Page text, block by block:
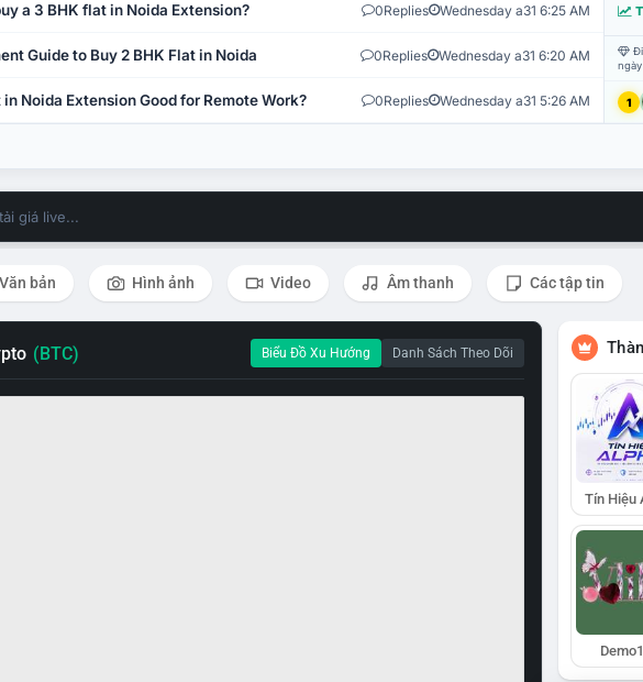
a 3 BHK flat in Noida Extension? 0Replies Wednesday a31 6:25 AM
Guide to Buy 2 BHK Flat in Noida 0Replies Wednesday a31 6:20 AM
in Noida Extension Good for Remote Work? 0Replies Wednesday a31 5:26 AM 1
giá live...
Văn bản Hình ảnh Video Âm thanh Các tập tin
(BTC) Biểu Đồ Xu Hướng Danh Sách Theo Dõi
Tín Hiệu